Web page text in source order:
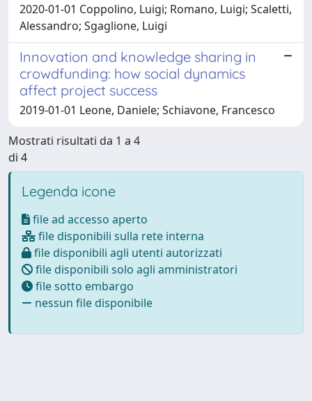
2020-01-01 Coppolino, Luigi; Romano, Luigi; Scaletti,
Alessandro; Sgaglione, Luigi
Innovation and knowledge sharing in
crowdfunding: how social dynamics
affect project success
2019-01-01 Leone, Daniele; Schiavone, Francesco
Mostrati risultati da 1 a 4
di 4
Legenda icone
file ad accesso aperto
file disponibili sulla rete interna
file disponibili agli utenti autorizzati
file disponibili solo agli amministratori
file sotto embargo
nessun file disponibile